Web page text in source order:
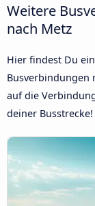
Weitere
nach Metz
Hier findest Du
Busverbindungen
auf die
deiner Busstrecke!